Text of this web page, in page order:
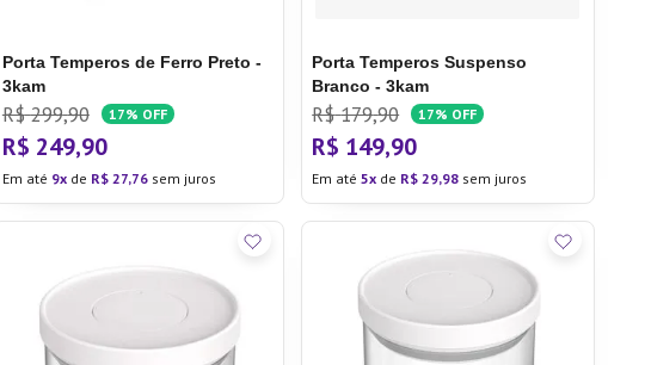
Porta Temperos de Ferro Preto -
3kam
R$ 299,90 17% OFF
R$ 249,90
Em até 9 de R$ 27,76sem juros
Porta Temperos Suspenso
Branco - 3kam
R$ 179,90 17% OFF
R$ 149,90
Em até5 de R$ 29,98 sem juros